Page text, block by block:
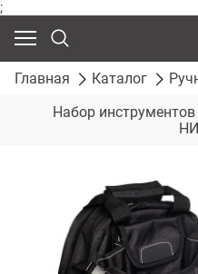
;
Главная Каталог
Набор